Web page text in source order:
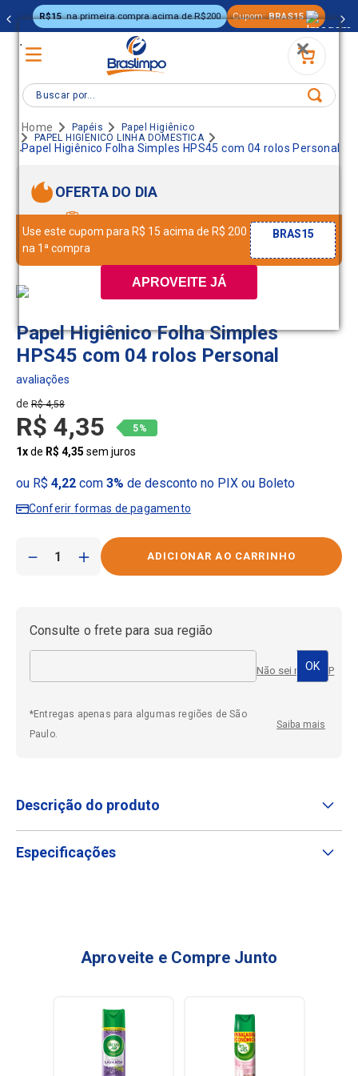
.
.
APROVEITE JÁ
R$15 na primeira compra acima de R$200 Cupom: BRAS15
Buscar por...
Papéis
Papel Higiênico
PAPEL HIGIENICO LINHA DOMESTICA
Papel Higiênico Folha Simples HPS45 com 04 rolos Personal
OFERTA DO DIA
Use este cupom para R$ 15 acima de R$ 200
na 1ª compra
BRAS15
Papel Higiênico Folha Simples
HPS45 com 04 rolos Personal
R$ 4,58
R$ 4,35 5%
1xde R$ 4,35 sem juros
ou R$ 4,22com 3% de desconto no PIX ou Boleto
Conferir formas de pagamento
＋
－
Consulte o frete para sua região
Não sei meu CEP
*Entregas apenas para algumas regiões de São
Paulo.
Saiba mais
Descrição do produto
Especificações
Aproveite e Compre Junto